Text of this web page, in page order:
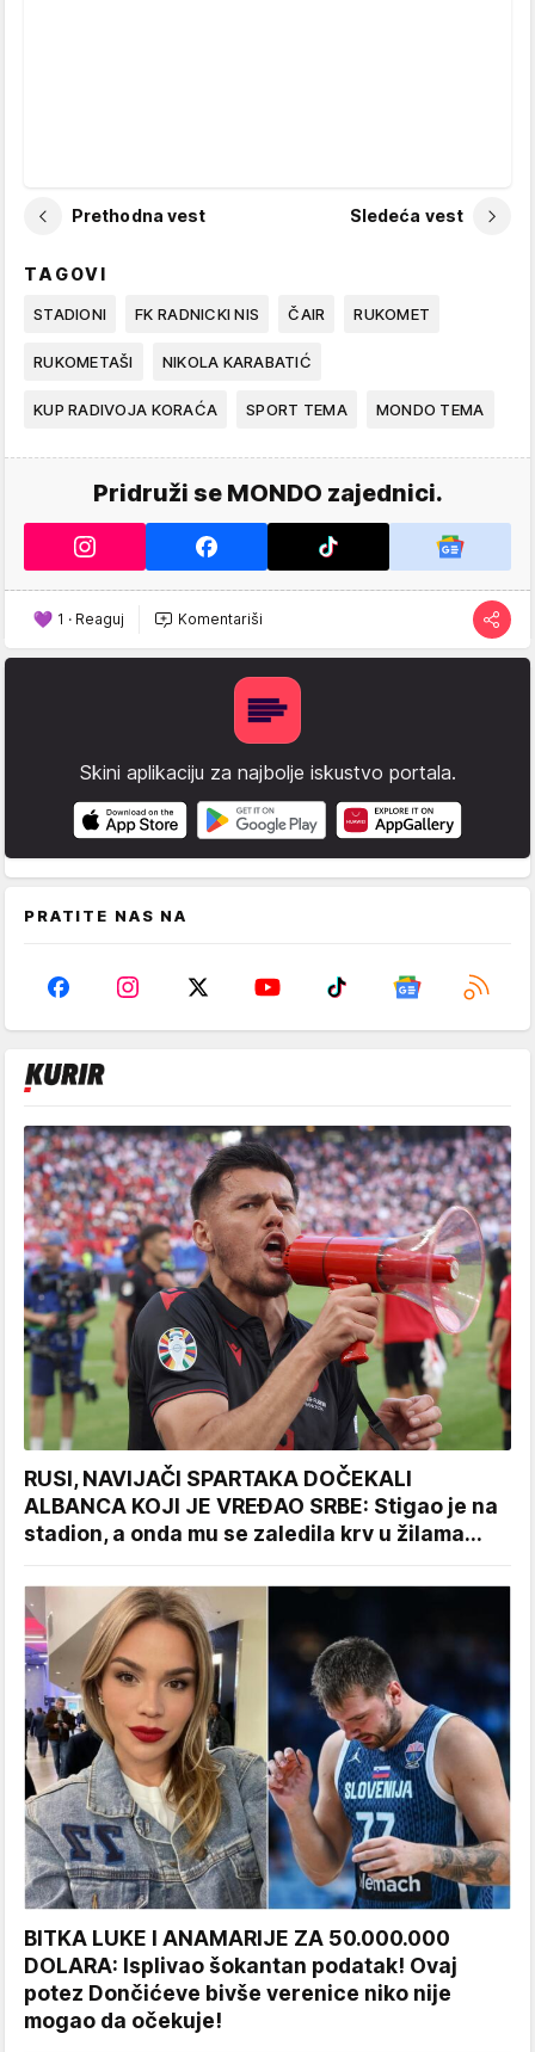
Prethodna vest Sledeća vest
TAGOVI
STADIONI FK RADNICKI NIS ČAIR RUKOMET
RUKOMETAŠI NIKOLA KARABATIĆ
KUP RADIVOJA KORAĆA SPORT TEMA MONDO TEMA
Pridruži se MONDO zajednici.
1 · Reaguj Komentariši
Skini aplikaciju za najbolje iskustvo portala.
PRATITE NAS NA
RUSI, NAVIJAČI SPARTAKA DOČEKALI
ALBANCA KOJI JE VREĐAO SRBE: Stigao je na
stadion, a onda mu se zaledila krv u žilama...
BITKA LUKE I ANAMARIJE ZA 50.000.000
DOLARA: Isplivao šokantan podatak! Ovaj
potez Dončićeve bivše verenice niko nije
mogao da očekuje!